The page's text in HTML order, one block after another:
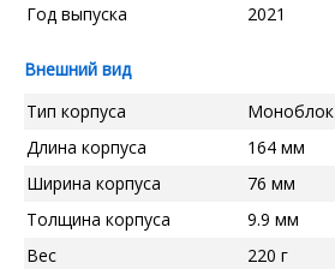
Год выпуска 2021
Внешний вид
Тип корпуса
Моноблок
Длина корпуса
164 мм
Ширина корпуса
76 мм
Толщина корпуса
9.9 мм
Вес
220 г